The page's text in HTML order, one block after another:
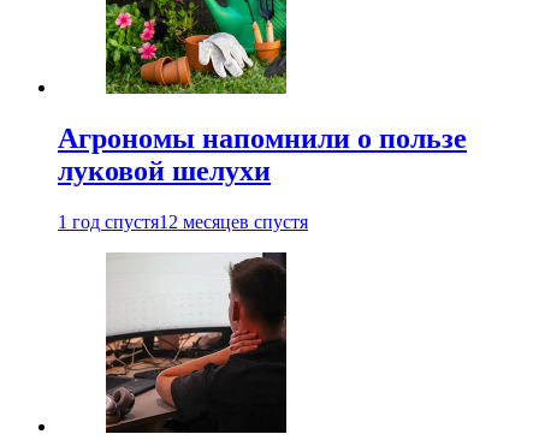
Агрономы напомнили о пользе
луковой шелухи
1 год спустя12 месяцев спустя